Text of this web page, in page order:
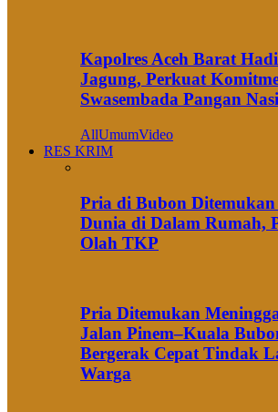
Kapolres Aceh Barat
Jagung, Perkuat
Swasembada Pangan
AllUmumVideo
RES KRIM
Pria di Bubon
Dunia di Dalam Rumah,
Olah TKP
Pria Ditemukan
Jalan Pinem–Kuala
Bergerak Cepat Tindak
Warga